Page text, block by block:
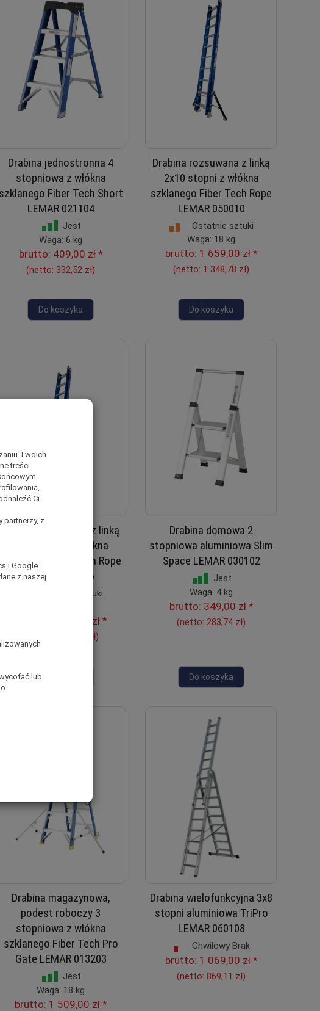
Drabina jednostronna 4
stopniowa z włókna
szklanego Fiber Tech Short
LEMAR 021104
Jest
Waga: 6 kg
brutto: 409,00 zł*
(netto: 332,52 zł)
Do koszyka
Drabina rozsuwana z linką
2x10 stopni z włókna
szklanego Fiber Tech Rope
LEMAR 050010
Ostatnie sztuki
Waga: 18 kg
brutto: 1 659,00 zł*
(netto: 1 348,78 zł)
Do koszyka
Drabina rozsuwana z linką
2x16 stopni z włókna
szklanego Fiber Tech Rope
LEMAR 050016
Ostatnie sztuki
2 269,00 zł*
1 844,72 zł)
Do koszyka
Drabina domowa 2
stopniowa aluminiowa Slim
Space LEMAR 030102
Jest
Waga: 4 kg
brutto: 349,00 zł*
(netto:283,74 zł)
Do koszyka
Drabina magazynowa,
podest roboczy 3
stopniowa z włókna
szklanego Fiber Tech Pro
Gate LEMAR 013203
Jest
Waga: 18 kg
brutto: 1 509,00 zł*
Drabina wielofunkcyjna 3x8
stopni aluminiowa TriPro
LEMAR 060108
Chwilowy Brak
brutto: 1 069,00 zł*
(netto:869,11 zł)
Twoich
treści.
Ci
partnerzy, z
i Google
z naszej
lub